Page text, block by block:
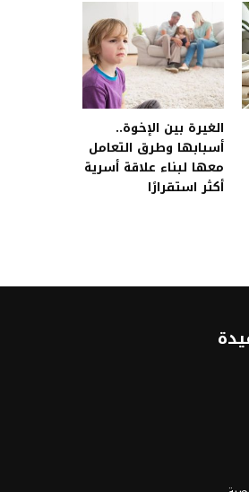
الغيرة بين الإخوة..
أسبابها وطرق التعامل
معها لبناء علاقة أسرية
أكثر استقرارًا